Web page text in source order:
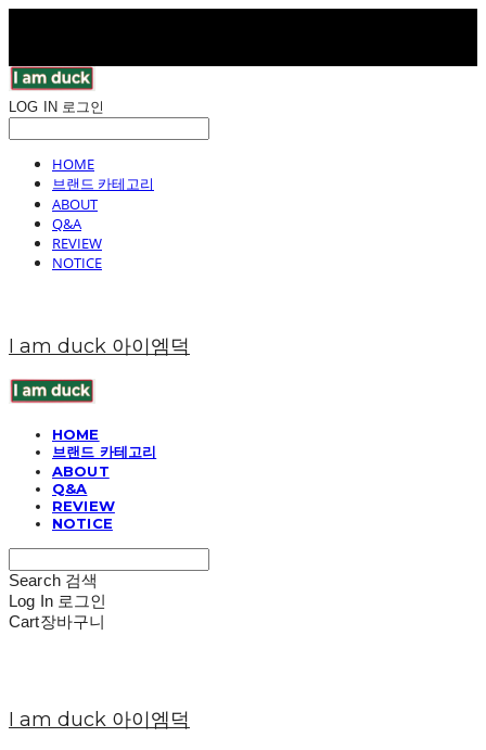
LOG IN 로그인
HOME
브랜드 카테고리
ABOUT
Q&A
REVIEW
NOTICE
I am duck 아이엠덕
HOME
브랜드 카테고리
ABOUT
Q&A
REVIEW
NOTICE
Search 검색
Log In 로그인
Cart장바구니
I am duck 아이엠덕